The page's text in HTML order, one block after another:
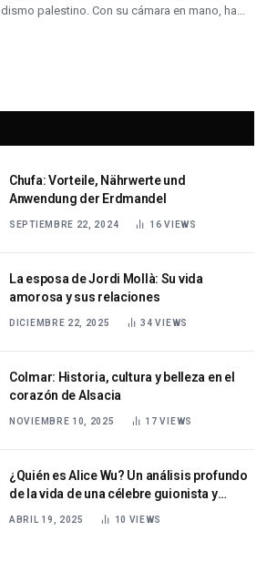
palestino. Con su cámara en mano, ha…
Chufa: Vorteile, Nährwerte und
Anwendung der Erdmandel
SEPTIEMBRE 22, 2024 16VIEWS
La esposa de Jordi Mollà: Su vida
amorosa y sus relaciones
DICIEMBRE 22, 2025 34VIEWS
Colmar: Historia, cultura y belleza en el
corazón de Alsacia
NOVIEMBRE 10, 2025 17VIEWS
¿Quién es Alice Wu? Un análisis profundo
de la vida de una célebre guionista y
ABRIL 19, 2025 10 VIEWS